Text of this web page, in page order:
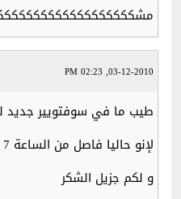
03-12-2010, 02:23 PM
طيب ما في سوفتويير جديد
لإنو حاليا فاصل من الساعة 7 صباحاً....
و لكم جزيل الشكر